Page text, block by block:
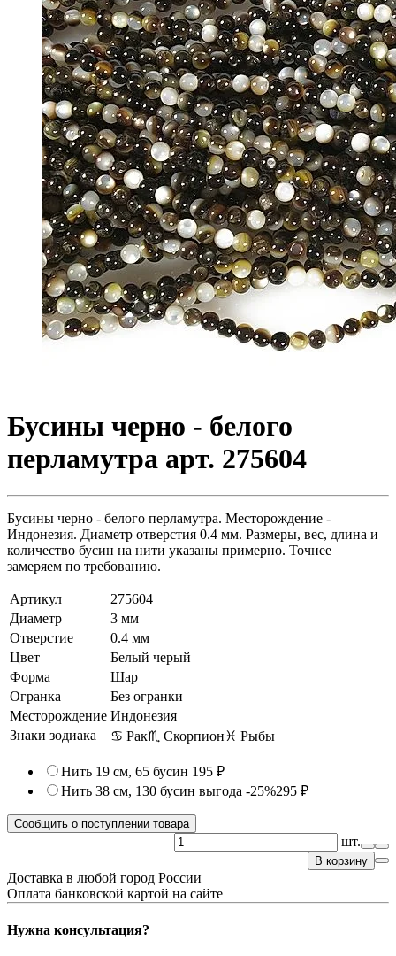
Бусины черно - белого
перламутра арт. 275604
Бусины черно - белого перламутра. Месторождение -
Индонезия. Диаметр отверстия 0.4 мм. Размеры, вес, длина и
количество бусин на нити указаны примерно. Точнее
замеряем по требованию.
Артикул
275604
Диаметр
3 мм
Отверстие
0.4 мм
Цвет
Белый черый
Форма
Шар
Огранка
Без огранки
Месторождение Индонезия
Знаки зодиака
♋ Рак♏ Скорпион♓ Рыбы
Нить 19 см, 65 бусин 195 ₽
Нить 38 см, 130 бусин выгода -25%295 ₽
Сообщить о поступлении товара
шт.
В корзину
Доставка в любой город России
Оплата банковской картой на сайте
Нужна консультация?